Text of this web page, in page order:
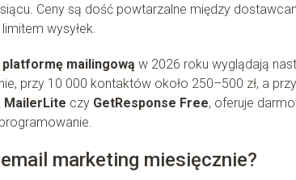
Ceny są dość powtarzalne między
wysyłek.
platformę mailingową w 2026 roku wyglądają
przy 10 000 kontaktów około 250–500 zł, a
MailerLite czy GetResponse Free, oferuje
marketing miesięcznie?